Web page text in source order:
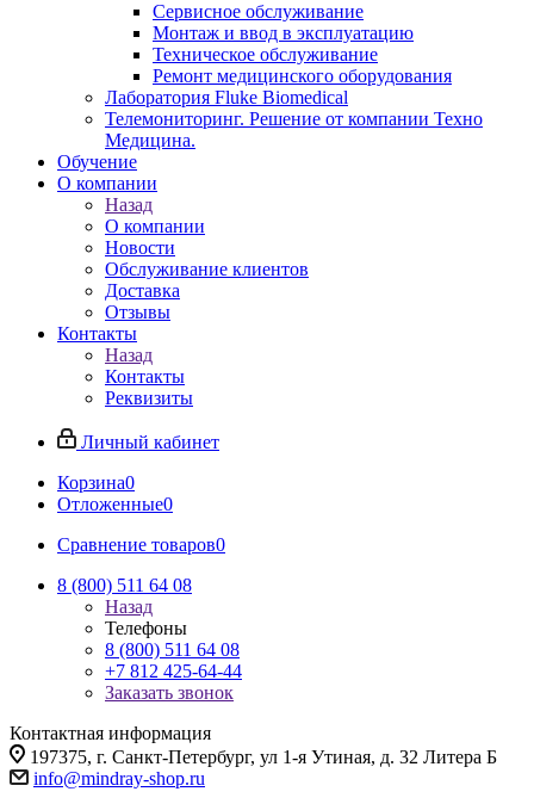
Сервисное обслуживание
Монтаж и ввод в эксплуатацию
Техническое обслуживание
Ремонт медицинского оборудования
Лаборатория Fluke Biomedical
Телемониторинг. Решение от компании Техно
Медицина.
Обучение
О компании
Назад
О компании
Новости
Обслуживание клиентов
Доставка
Отзывы
Контакты
Назад
Контакты
Реквизиты
Личный кабинет
Корзина0
Отложенные0
Сравнение товаров0
8 (800) 511 64 08
Назад
Телефоны
8 (800) 511 64 08
+7 812 425-64-44
Заказать звонок
Контактная информация
197375, г. Санкт-Петербург, ул 1-я Утиная, д. 32 Литера Б
info@mindray-shop.ru